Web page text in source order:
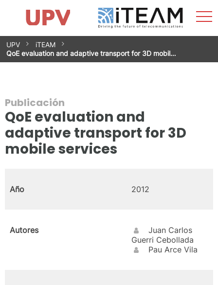
Saltar
contenido
Impacto
Grupos de investigación
Instalaciones
Spin-offs
Contacto
Prácticas
Noticias
Unidad de Igualdad
UPV
iTEAM
QoE evaluation and adaptive transport for 3D mobil…
Publicación
QoE evaluation and
adaptive transport for 3D
mobile services
Año 2012
Autores
Juan Carlos
Guerri Cebollada
Pau Arce Vila